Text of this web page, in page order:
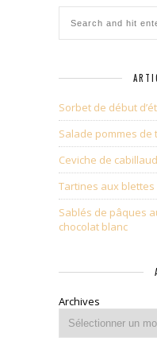
Sorbet de début
Salade pommes
Ceviche de
Tartines aux
Sablés de pâques
chocolat blanc
Archives